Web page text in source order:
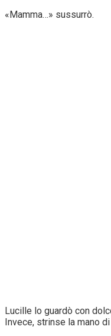
«Mamma…» sussurrò.
Lucille lo guardò con
Invece, strinse la mano di